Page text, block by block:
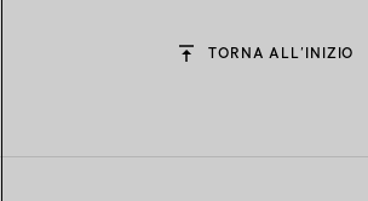
TORNA ALL’INIZIO